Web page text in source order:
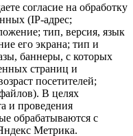
согласие на обработку
(IP-адрес;
тип, версия, язык
его экрана; тип и
баннеры, с которых
страниц и
посетителей;
В целях
и проведения
обрабатываются с
Метрика.